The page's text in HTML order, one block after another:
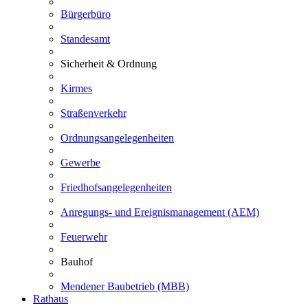
Bürgerbüro
Standesamt
Sicherheit & Ordnung
Kirmes
Straßenverkehr
Ordnungsangelegenheiten
Gewerbe
Friedhofsangelegenheiten
Anregungs- und Ereignismanagement (AEM)
Feuerwehr
Bauhof
Mendener Baubetrieb (MBB)
Rathaus